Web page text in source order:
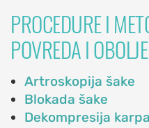
Blokada
ramena
Artroskopija
ramena
Reparacija
PROCEDURE I
POVREDA I
Artroskopija šake
Blokada šake
Dekompresija